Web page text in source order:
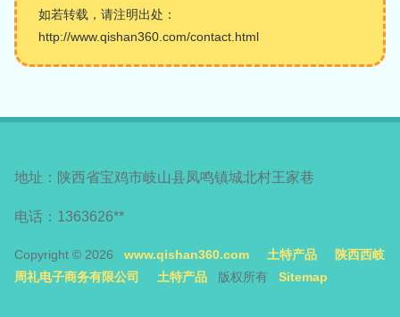
如若转载，请注明出处：
http://www.qishan360.com/contact.html
地址：陕西省宝鸡市岐山县凤鸣镇城北村王家巷
电话：1363626**
Copyright © 2026 www.qishan360.com 土特产品
陕西西岐
周礼电子商务有限公司
土特产品 版权所有 Sitemap